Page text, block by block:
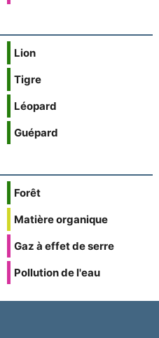
Lion
Tigre
Léopard
Guépard
Forêt
Matière organique
Gaz à effet de serre
Pollution de l'eau